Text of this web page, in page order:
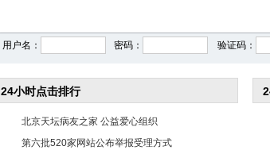
用户名： 密码： 验证码：
24小时点击排行
北京天坛病友之家 公益爱心组织
第六批520家网站公布举报受理方式